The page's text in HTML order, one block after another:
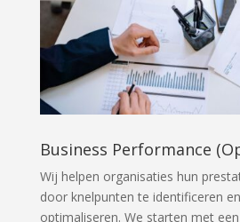
Business Performance
Wij helpen organisaties hun
door knelpunten te identificeren
optimaliseren. We starten met